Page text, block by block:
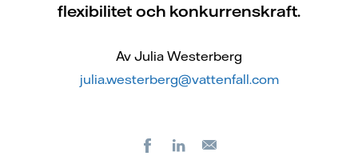
flexibilitet och konkurrenskraft.
Av Julia Westerberg
julia.westerberg@vattenfall.com
FacebookLinkedIn